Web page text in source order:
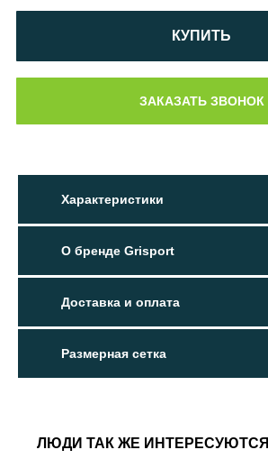
КУПИТЬ
Характеристики
О бренде Grisport
Доставка и оплата
Размерная сетка
ЛЮДИ ТАК ЖЕ ИНТЕРЕСУЮТСЯ